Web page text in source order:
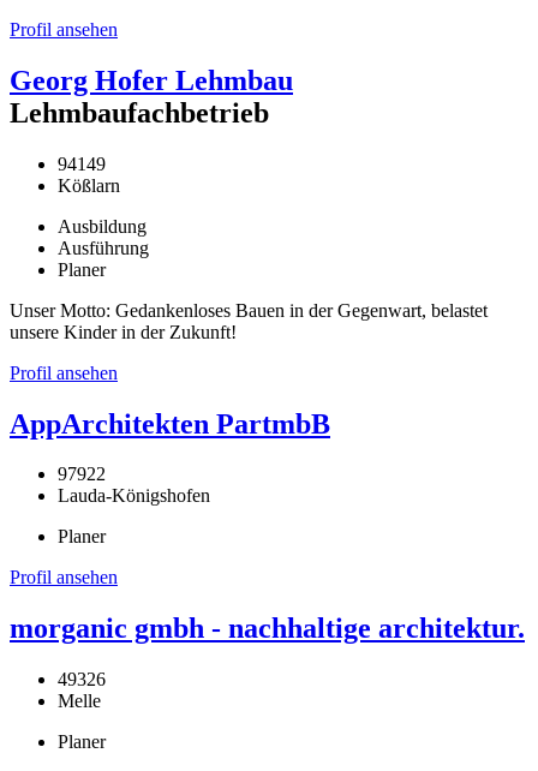
Profil ansehen
Georg Hofer Lehmbau
Lehmbaufachbetrieb
94149
Kößlarn
Ausbildung
Ausführung
Planer
Unser Motto: Gedankenloses Bauen in der Gegenwart, belastet
unsere Kinder in der Zukunft!
Profil ansehen
AppArchitekten PartmbB
97922
Lauda-Königshofen
Planer
Profil ansehen
morganic gmbh - nachhaltige architektur.
49326
Melle
Planer